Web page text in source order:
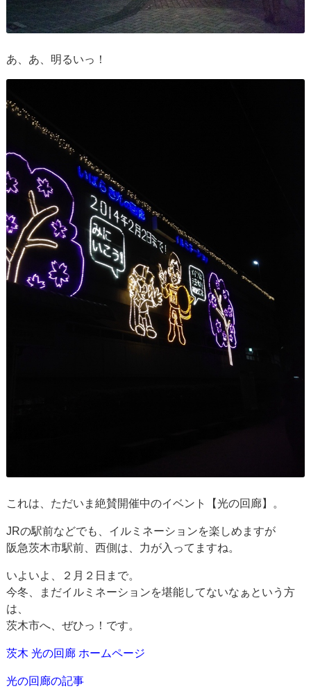
あ、あ、明るいっ！
これは、ただいま絶賛開催中のイベント【光の回廊】。
JRの駅前などでも、イルミネーションを楽しめますが
阪急茨木市駅前、西側は、力が入ってますね。
いよいよ、２月２日まで。
今冬、まだイルミネーションを堪能してないなぁという方
は、
茨木市へ、ぜひっ！です。
茨木 光の回廊 ホームページ
光の回廊の記事